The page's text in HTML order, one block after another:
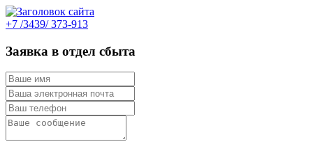
+7 /3439/ 373-913
Заявка в отдел сбыта